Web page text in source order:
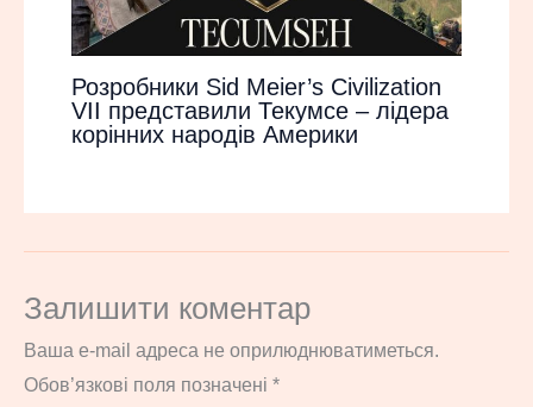
Розробники Sid Meier’s Civilization
VII представили Текумсе – лідера
корінних народів Америки
Залишити коментар
Ваша e-mail адреса не оприлюднюватиметься.
Обов’язкові поля позначені *